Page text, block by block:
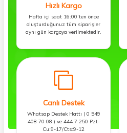
Hızlı Kargo
Hafta içi saat 16:00’ten önce
oluşturduğunuz tüm siparişler
aynı gün kargoya verilmektedir.
Canlı Destek
Whatsap Destek Hattı ( 0 549
408 70 08 ) ve 444 7 250 Pzt-
Cu:9-17/Cts:9-12